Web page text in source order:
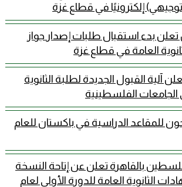
(توجيهي) إلكترونيًا في قطاع غزة
تعلن بدء استقبال طلبات إصدار جواز
العامة في قطاع غزة
آلية القبول الجديدة لطلبة الثانوية
للمقاعد الدراسية في باكستان للعام
بالقاهرة تعلن عن إتاحة النسخة
الثانوية العامة للدورة الأولى لعام